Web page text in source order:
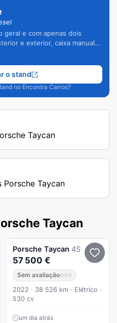
geral e com apenas dois
e exterior, caixa manual
no Encontra Carros?
o stand
Taycan
Porsche Taycan
Taycan
Porsche Taycan 4S
57 500 €
Sem avaliação
2022 · 38 526 km · Elétrico ·
530 cv
um dia atrás